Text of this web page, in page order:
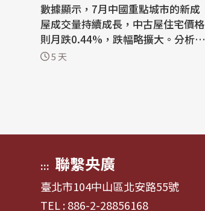
數據顯示，7月中國重點城市的新成
屋成交量持續成長，中古屋住宅價格
則月跌0.44%，跌幅略擴大。分析
稱，官方短期政策仍將聚焦支持購屋
5 天
::: 聯繫央廣
臺北市104中山區北安路55號
TEL : 886-2-28856168